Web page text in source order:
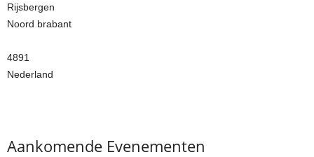
Rijsbergen
Noord brabant
4891
Nederland
Aankomende Evenementen